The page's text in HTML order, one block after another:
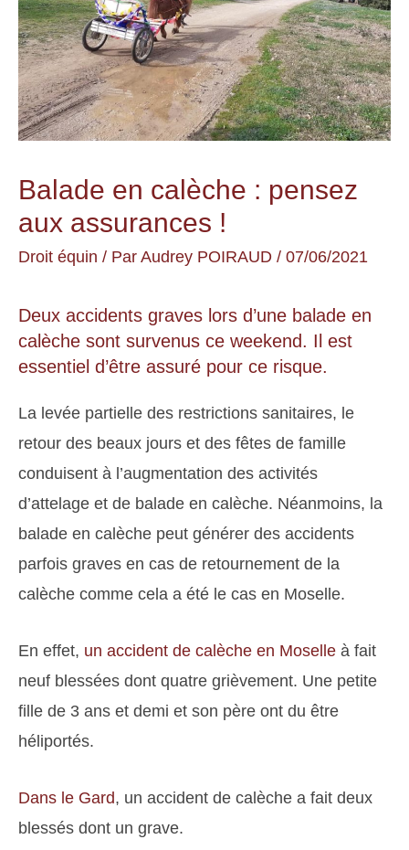
Balade en calèche : pensez
aux assurances !
Droit équin / ParAudrey POIRAUD / 07/06/2021
Deux accidents graves lors d’une balade en
calèche sont survenus ce weekend. Il est
essentiel d’être assuré pour ce risque.
La levée partielle des restrictions sanitaires, le
retour des beaux jours et des fêtes de famille
conduisent à l’augmentation des activités
d’attelage et de balade en calèche. Néanmoins, la
balade en calèche peut générer des accidents
parfois graves en cas de retournement de la
calèche comme cela a été le cas en Moselle.
En effet, un accident de calèche en Moselle à fait
neuf blessées dont quatre grièvement. Une petite
fille de 3 ans et demi et son père ont du être
héliportés.
Dans le Gard, un accident de calèche a fait deux
blessés dont un grave.